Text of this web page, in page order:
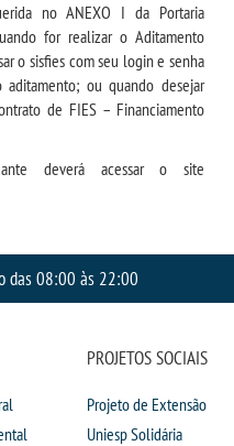
no ANEXO I da Portaria
for realizar o Aditamento
o sisfies com seu login e senha
ou quando desejar
de FIES – Financiamento
deverá acessar o site
das 08:00 às 22:00
PROJETOS SOCIAIS
Projeto de Extensão
Uniesp Solidária